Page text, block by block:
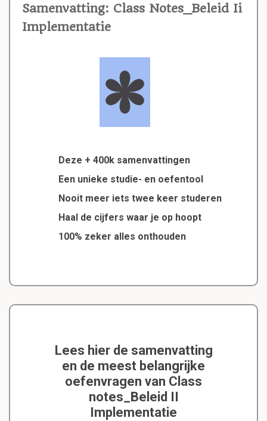
Samenvatting: Class Notes_Beleid Ii
Implementatie
Deze + 400k samenvattingen
Een unieke studie- en oefentool
Nooit meer iets twee keer studeren
Haal de cijfers waar je op hoopt
100% zeker alles onthouden
Lees hier de samenvatting
en de meest belangrijke
oefenvragen van Class
notes_Beleid II
Implementatie